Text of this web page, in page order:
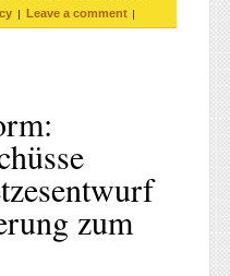
| Leave a comment |
zum